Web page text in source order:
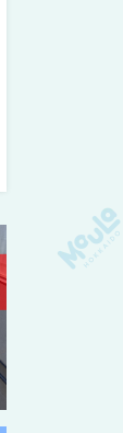
央区の夏
め |
歳市の
とめ |
ードラウ
）」をご
区の夏
め |